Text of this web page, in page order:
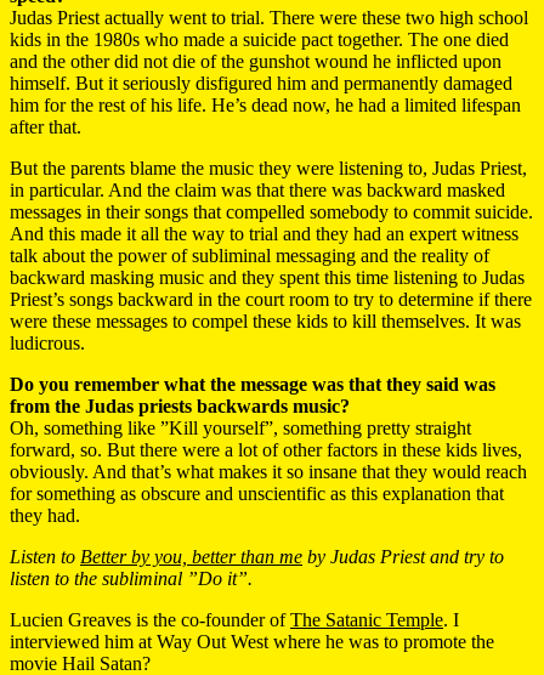
Judas Priest actually went to trial. There were these two high school
kids in the 1980s who made a suicide pact together. The one died
and the other did not die of the gunshot wound he inflicted upon
himself. But it seriously disfigured him and permanently damaged
him for the rest of his life. He’s dead now, he had a limited lifespan
after that.
But the parents blame the music they were listening to, Judas Priest,
in particular. And the claim was that there was backward masked
messages in their songs that compelled somebody to commit suicide.
And this made it all the way to trial and they had an expert witness
talk about the power of subliminal messaging and the reality of
backward masking music and they spent this time listening to Judas
Priest’s songs backward in the court room to try to determine if there
were these messages to compel these kids to kill themselves. It was
ludicrous.
Do you remember what the message was that they said was
from the Judas priests backwards music?
Oh, something like ”Kill yourself”, something pretty straight
forward, so. But there were a lot of other factors in these kids lives,
obviously. And that’s what makes it so insane that they would reach
for something as obscure and unscientific as this explanation that
they had.
Listen to Better by you, better than me by Judas Priest and try to
listen to the subliminal ”Do it”.
Lucien Greaves is the co-founder ofThe Satanic Temple. I
interviewed him at Way Out West where he was to promote the
movie Hail Satan?